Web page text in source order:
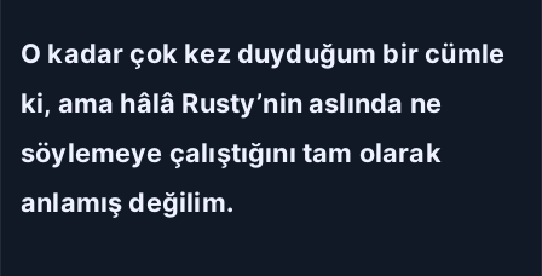
O kadar çok kez duyduğum bir cümle
ki, ama hâlâ Rusty’nin aslında ne
söylemeye çalıştığını tam olarak
anlamış değilim.